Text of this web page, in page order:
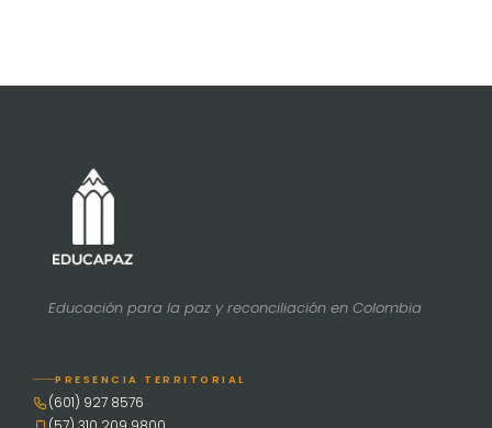
Educación para la paz y reconciliación en Colombia
PRESENCIA TERRITORIAL
(601) 927 8576